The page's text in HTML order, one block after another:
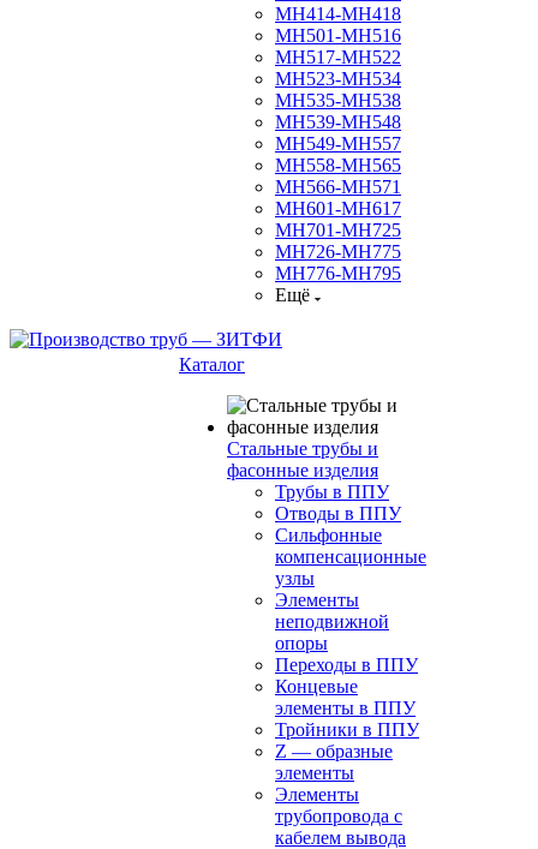
МН414-МН418
МН501-МН516
МН517-МН522
МН523-МН534
МН535-МН538
МН539-МН548
МН549-МН557
МН558-МН565
МН566-МН571
МН601-МН617
МН701-МН725
МН726-МН775
МН776-МН795
Ещё
Каталог
Стальные трубы и
фасонные изделия
Трубы в ППУ
Отводы в ППУ
Сильфонные
компенсационные
узлы
Элементы
неподвижной
опоры
Переходы в ППУ
Концевые
элементы в ППУ
Тройники в ППУ
Z — образные
элементы
Элементы
трубопровода с
кабелем вывода